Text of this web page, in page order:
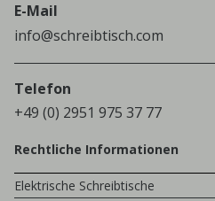
E-Mail
info@schreibtisch.com
Telefon
+49 (0) 2951 975 37 77
Rechtliche Informationen
Elektrische Schreibtische